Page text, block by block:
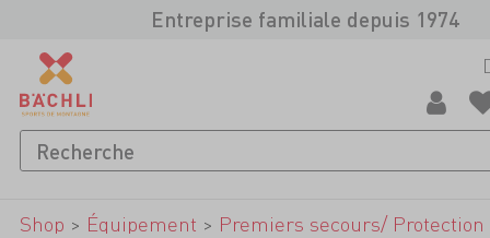
Entreprise familiale depuis 1974
Shop > Équipement > Premiers secours/